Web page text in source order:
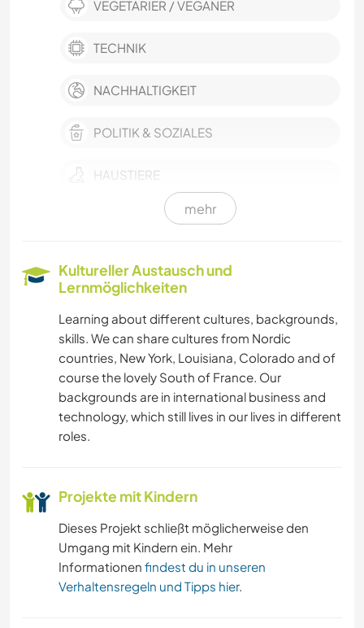
VEGETARIER / VEGANER
TECHNIK
NACHHALTIGKEIT
POLITIK & SOZIALES
HAUSTIERE
FARMARBEIT
GÄRTNERN
SPRACHEN
GARTENARBEITEN
KUNST & DESIGN
ARCHITEKTUR
mehr
Kultureller Austausch und
Lernmöglichkeiten
Learning about different cultures, backgrounds,
skills. We can share cultures from Nordic
countries, New York, Louisiana, Colorado and of
course the lovely South of France. Our
backgrounds are in international business and
technology, which still lives in our lives in different
roles.
Projekte mit Kindern
Dieses Projekt schließt möglicherweise den
Umgang mit Kindern ein. Mehr
Informationen findest du in unseren
Verhaltensregeln und Tipps hier.